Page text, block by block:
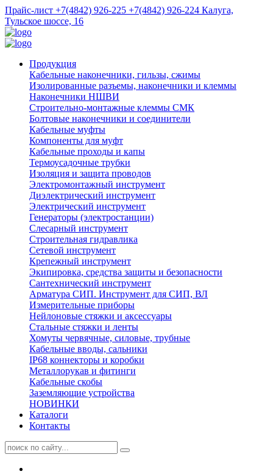
Прайс-лист +7(4842) 926-225 +7(4842) 926-224 Калуга,
Тульское шоссе, 16
Продукция
Кабельные наконечники, гильзы, сжимы
Изолированные разъемы, наконечники и клеммы
Наконечники НШВИ
Строительно-монтажные клеммы СМК
Болтовые наконечники и соединители
Кабельные муфты
Компоненты для муфт
Кабельные проходы и капы
Термоусадочные трубки
Изоляция и защита проводов
Электромонтажный инструмент
Диэлектрический инструмент
Электрический инструмент
Генераторы (электростанции)
Слесарный инструмент
Строительная гидравлика
Сетевой инструмент
Крепежный инструмент
Экипировка, средства защиты и безопасности
Сантехнический инструмент
Арматура СИП. Инструмент для СИП, ВЛ
Измерительные приборы
Нейлоновые стяжки и аксессуары
Стальные стяжки и ленты
Хомуты червячные, силовые, трубные
Кабельные вводы, сальники
IP68 коннекторы и коробки
Металлорукав и фитинги
Кабельные скобы
Заземляющие устройства
НОВИНКИ
Каталоги
Контакты